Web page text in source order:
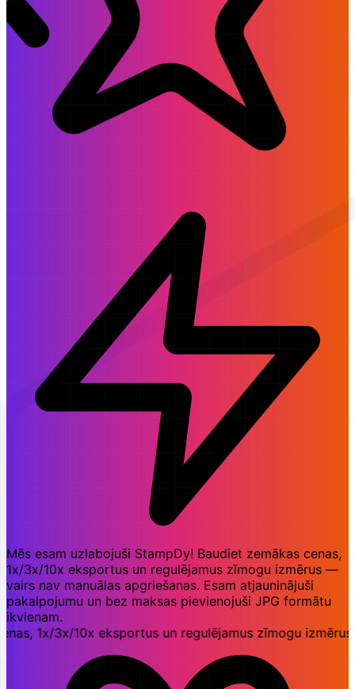
Mēs esam uzlabojuši StampDy! Baudiet zemākas cenas,
1x/3x/10x eksportus un regulējamus zīmogu izmērus —
vairs nav manuālas apgriešanas. Esam atjauninājuši
pakalpojumu un bez maksas pievienojuši JPG formātu
ikvienam.
3x/10x eksportus un regulējamus zīmogu izmērus —